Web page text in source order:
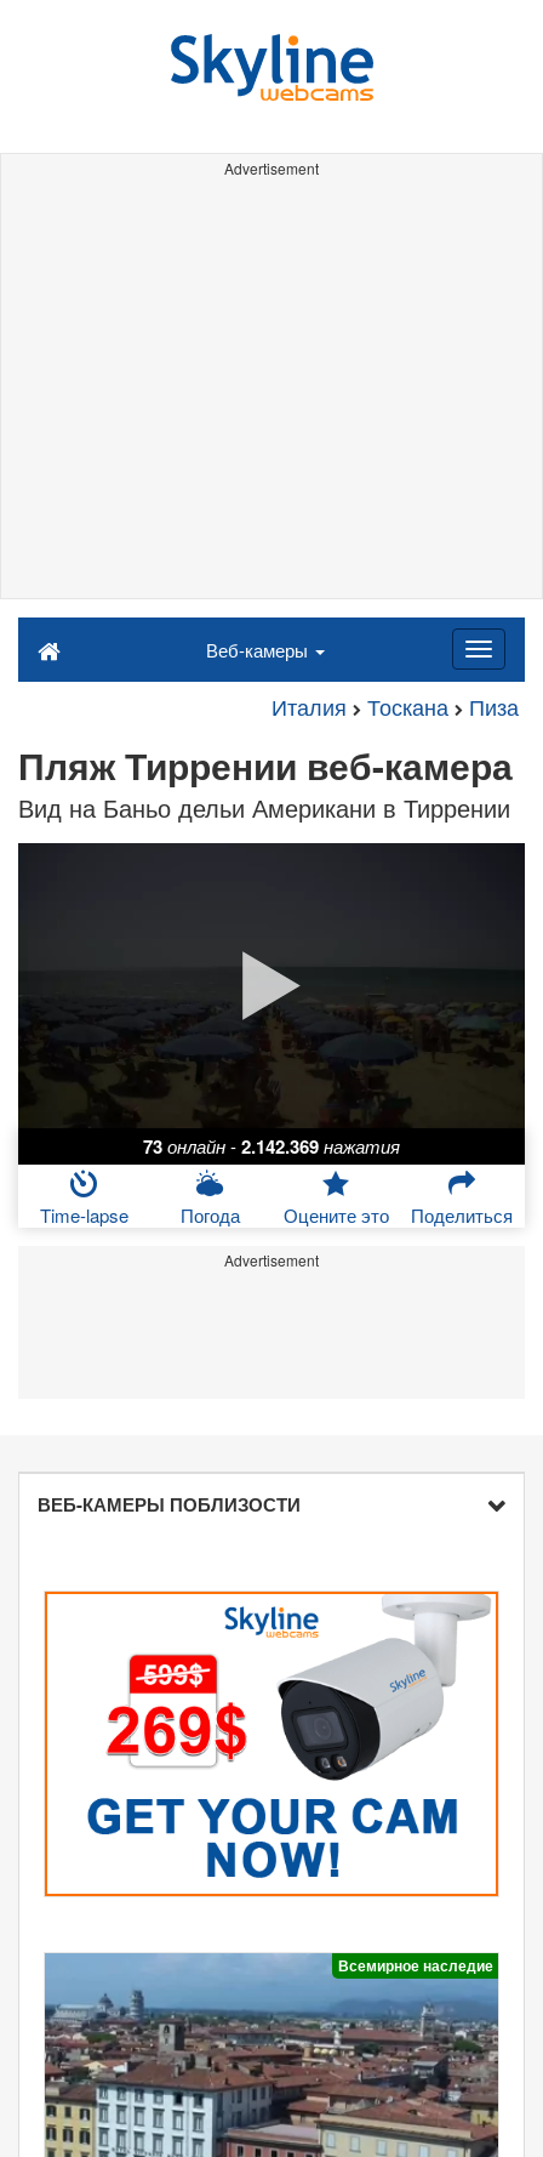
Advertisement
Веб-камеры
Италия Тоскана Пиза
Пляж Тиррении веб-камера
Вид на Баньо дельи Американи в Тиррении
73онлайн-2.142.369нажатия
Time-lapse Погода Оцените это Поделиться
Advertisement
ВЕБ-КАМЕРЫ ПОБЛИЗОСТИ
Всемирное наследие